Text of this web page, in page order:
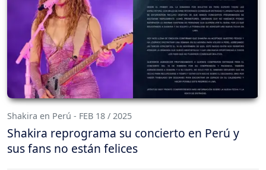
Shakira en Perú - FEB 18 / 2025
Shakira reprograma su concierto en Perú y
sus fans no están felices